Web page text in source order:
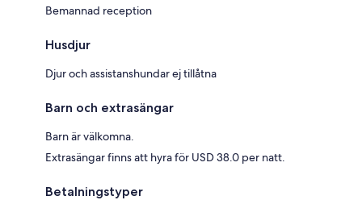
Bemannad reception
Husdjur
Djur och assistanshundar ej tillåtna
Barn och extrasängar
Barn är välkomna.
Extrasängar finns att hyra för USD 38.0 per natt.
Betalningstyper